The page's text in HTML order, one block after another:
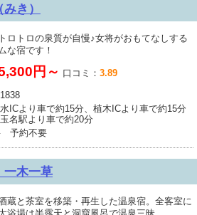
き）
ロトロの泉質が自慢♪女将がおもてなしする
な宿です！
円～ 口コミ： 3.89
ICより車で約15分、植木ICより車で約15分
名駅より車で約20分
予約不要
木一草
蔵と茶室を移築・再生した温泉宿。全客室に